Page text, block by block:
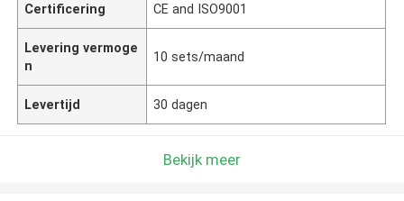
Certificering CE and ISO9001
Levering vermoge
n
10 sets/maand
Levertijd 30 dagen
Bekijk meer